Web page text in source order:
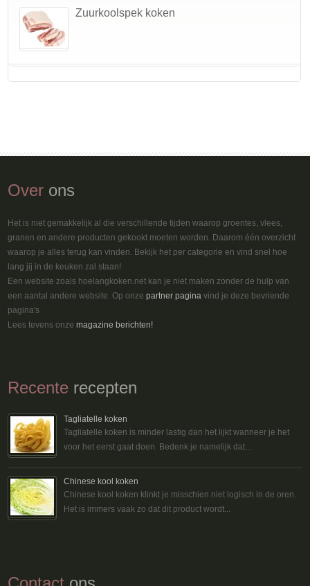
Zuurkoolspek koken
Over ons
Het is niet gemakkelijk al die verschillende tijden waarop groentes, vlees,
granen en andere producten gekookt moeten worden. Daarom één overzicht
waarop je alles terug kan vinden. Bekijk het per categorie en vind snel hoe
lang jij in de keuken zal staan!
Een website zoals hoelangkoken.net kan je niet maken zonder de hulp van
een aantal andere website. Op onzepartner pagina vind je deze bevriende
pagina's
Lees tevens onzemagazine berichten!
Recente recepten
Tagliatelle koken
Tagliatelle koken is minder lastig dan het lijkt wanneer je het
voor het eerst gaat doen. Bedenk je namelijk dat...
Chinese kool koken
Chinese kool koken klinkt je misschien niet logisch in de oren.
Het is immers vaak zo dat dit product wordt...